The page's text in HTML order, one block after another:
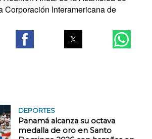
Corporación Interamericana de
DEPORTES
Panamá alcanza su octava
medalla de oro en Santo